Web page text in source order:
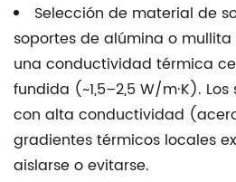
Selección de material de
soportes de alúmina o
una conductividad térmica
fundida (~1,5–2,5 W/m·K).
con alta conductividad
gradientes térmicos locales
aislarse o evitarse.